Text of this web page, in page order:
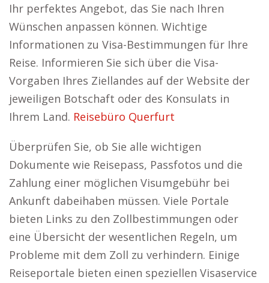
Ihr perfektes Angebot, das Sie nach Ihren
Wünschen anpassen können. Wichtige
Informationen zu Visa-Bestimmungen für Ihre
Reise. Informieren Sie sich über die Visa-
Vorgaben Ihres Ziellandes auf der Website der
jeweiligen Botschaft oder des Konsulats in
Ihrem Land. Reisebüro Querfurt
Überprüfen Sie, ob Sie alle wichtigen
Dokumente wie Reisepass, Passfotos und die
Zahlung einer möglichen Visumgebühr bei
Ankunft dabeihaben müssen. Viele Portale
bieten Links zu den Zollbestimmungen oder
eine Übersicht der wesentlichen Regeln, um
Probleme mit dem Zoll zu verhindern. Einige
Reiseportale bieten einen speziellen Visaservice